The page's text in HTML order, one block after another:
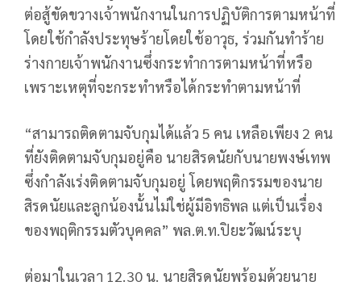
ต่อสู้ขัดขวางเจ้าพนักงานในการปฏิบัติการตามหน้าที่
โดยใช้กำลังประทุษร้ายโดยใช้อาวุธ, ร่วมกันทำร้าย
ร่างกายเจ้าพนักงานซึ่งกระทำการตามหน้าที่หรือ
เพราะเหตุที่จะกระทำหรือได้กระทำตามหน้าที่
“สามารถติดตามจับกุมได้แล้ว 5 คน เหลือเพียง 2 คน
ที่ยังติดตามจับกุมอยู่คือ นายสิรดนัยกับนายพงษ์เทพ
ซึ่งกำลังเร่งติดตามจับกุมอยู่ โดยพฤติกรรมของนาย
สิรดนัยและลูกน้องนั้นไม่ใช่ผู้มีอิทธิพล แต่เป็นเรื่อง
ของพฤติกรรมตัวบุคคล” พล.ต.ท.ปิยะวัฒน์ระบุ
ต่อมาในเวลา 12.30 น. นายสิรดนัยพร้อมด้วยนาย